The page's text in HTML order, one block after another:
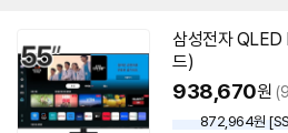
삼성전자
드)
938,670원
872,964원